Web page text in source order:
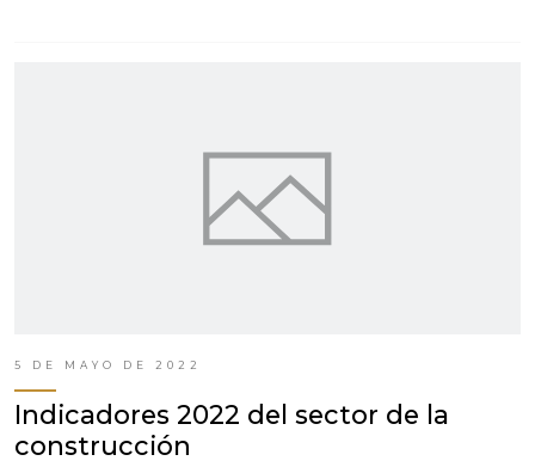
5 DE MAYO DE 2022
Indicadores 2022 del sector de la
construcción